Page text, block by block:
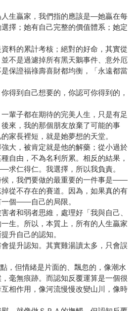
生贏家，我們指的應該是—她贏在每
擇；她有自己完整的價值體系；她定
料的累計考核；絕對的好命，其實從
不是過濾掉所有黑天鵝事件、意外厄
保證福祿壽喜財都均衡，「永遠都當
得到自己想要的，你認可你得到的，
輩子都在期待的完美人生，只是有足
來，我的那個朋友放棄了可能的事
家長裡短，就是她夢想的天堂。
大，被肯定就是他的解藥；從小過於
自由，不為名利所累。相反的結果，
求仁得仁。我選擇，所以我負責。
候，我們要做的最重要的一件事是——
從不存在的賽道。因為，如果真的有
一個——自己的局限。
者和弱者思維，處理好「我與自己、
生。所以，本質上，所有的人生贏家
升自己的認知。
提升認知。其實雞湯讀太多，只會誤
，但情緒是片面的、飄忽的，像潮水
毫無痕跡。而認知反覆運算是一個很
相作用，像河流慢慢改變山川，像時